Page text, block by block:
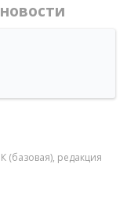
(базовая), редакция